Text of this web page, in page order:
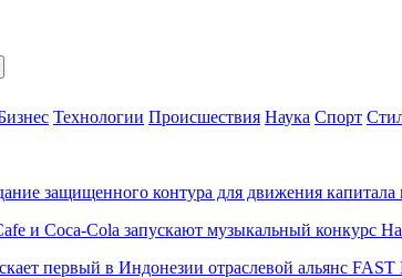
Технологии Происшествия Наука Спорт
защищенного контура для движения
и Coca-Cola запускают музыкальный конкурс
первый в Индонезии отраслевой альянс